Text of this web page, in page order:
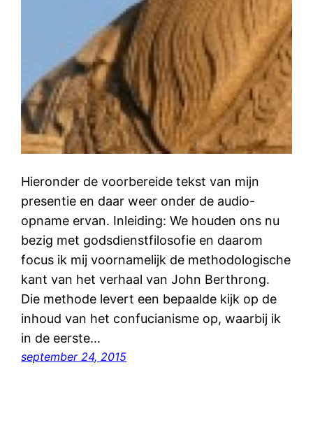
Hieronder de voorbereide tekst van mijn
presentie en daar weer onder de audio-
opname ervan. Inleiding: We houden ons nu
bezig met godsdienstfilosofie en daarom
focus ik mij voornamelijk de methodologische
kant van het verhaal van John Berthrong.
Die methode levert een bepaalde kijk op de
inhoud van het confucianisme op, waarbij ik
in de eerste…
september 24, 2015